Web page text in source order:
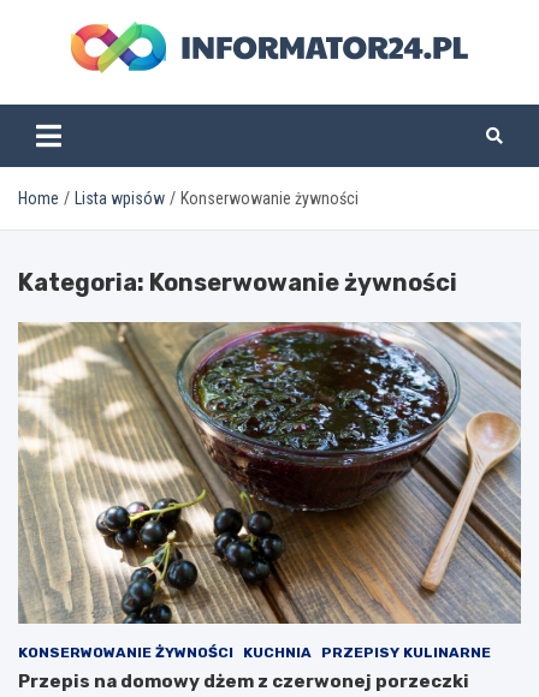
informator24.pl
Home Lista wpisów Konserwowanie żywności
Kategoria: Konserwowanie żywności
KONSERWOWANIE ŻYWNOŚCI KUCHNIA PRZEPISY KULINARNE
Przepis na domowy dżem z czerwonej porzeczki